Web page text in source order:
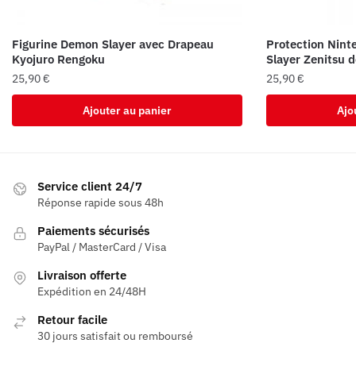
Figurine Demon Slayer avec Drapeau
Kyojuro Rengoku
25,90€
Ajouter au panier
Protection
Slayer Zenitsu
25,90€
Service client 24/7
Réponse rapide sous 48h
Paiements sécurisés
PayPal / MasterCard / Visa
Livraison offerte
Expédition en 24/48H
Retour facile
30 jours satisfait ou remboursé